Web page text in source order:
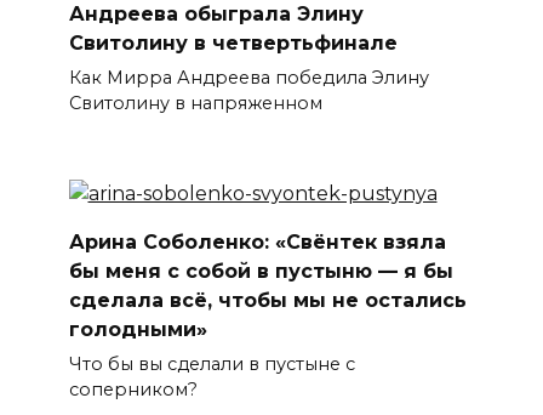
Андреева обыграла Элину
Свитолину в четвертьфинале
Как Мирра Андреева победила Элину
Свитолину в напряженном
Арина Соболенко: «Свёнтек взяла
бы меня с собой в пустыню — я бы
сделала всё, чтобы мы не остались
голодными»
Что бы вы сделали в пустыне с
соперником?